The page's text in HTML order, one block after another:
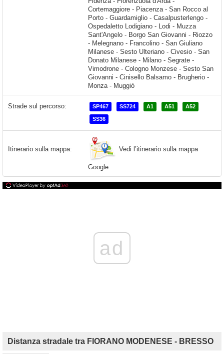
Strade sul percorso: SP467 SS724 A1 A51 A52
SS36
Itinerario sulla mappa: Vedi l’itinerario sulla mappa
Google
ad
Distanza stradale tra FIORANO MODENESE - BRESSO